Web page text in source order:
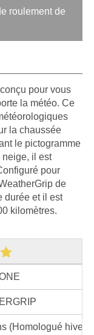
roulement de
pour vous
la météo. Ce
la chaussée
le pictogramme
neige, il est
pour
de
durée et il est
kilomètres.
(Homologué hiver)